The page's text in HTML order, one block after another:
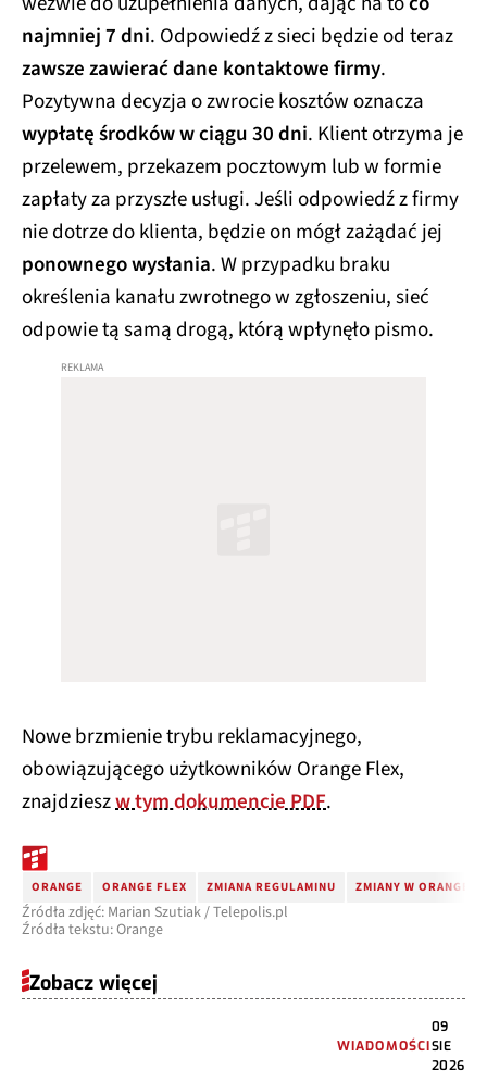
najmniej 7 dni. Odpowiedź z sieci będzie od teraz
zawsze zawierać dane kontaktowe firmy.
Pozytywna decyzja o zwrocie kosztów oznacza
wypłatę środków w ciągu 30 dni. Klient otrzyma je
przelewem, przekazem pocztowym lub w formie
zapłaty za przyszłe usługi. Jeśli odpowiedź z firmy
nie dotrze do klienta, będzie on mógł zażądać jej
ponownego wysłania. W przypadku braku
określenia kanału zwrotnego w zgłoszeniu, sieć
odpowie tą samą drogą, którą wpłynęło pismo.
Nowe brzmienie trybu reklamacyjnego,
obowiązującego użytkowników Orange Flex,
znajdzieszw tym dokumencie PDF.
ORANGE ORANGE FLEX ZMIANA REGULAMINU ZMIANY W ORANGE
Źródła zdjęć: Marian Szutiak / Telepolis.pl
Źródła tekstu: Orange
Zobacz więcej
WIADOMOŚCI
09
SIE
2026